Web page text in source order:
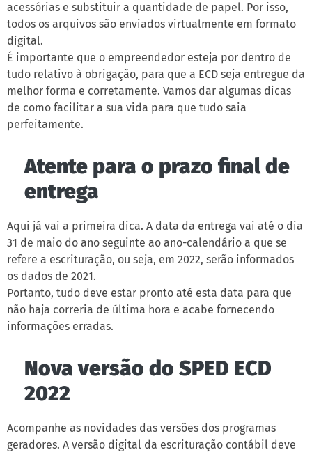
acessórias e substituir a quantidade de papel. Por isso,
todos os arquivos são enviados virtualmente em formato
digital.
É importante que o empreendedor esteja por dentro de
tudo relativo à obrigação, para que a ECD seja entregue da
melhor forma e corretamente. Vamos dar algumas dicas
de como facilitar a sua vida para que tudo saia
perfeitamente.
Atente para o prazo final de
entrega
Aqui já vai a primeira dica. A data da entrega vai até o dia
31 de maio do ano seguinte ao ano-calendário a que se
refere a escrituração, ou seja, em 2022, serão informados
os dados de 2021.
Portanto, tudo deve estar pronto até esta data para que
não haja correria de última hora e acabe fornecendo
informações erradas.
Nova versão do SPED ECD
2022
Acompanhe as novidades das versões dos programas
geradores. A versão digital da escrituração contábil deve